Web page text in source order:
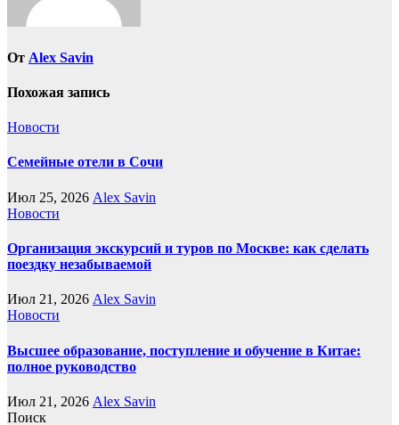
От Alex Savin
Похожая запись
Новости
Семейные отели в Сочи
Июл 25, 2026 Alex Savin
Новости
Организация экскурсий и туров по Москве: как сделать
поездку незабываемой
Июл 21, 2026 Alex Savin
Новости
Высшее образование, поступление и обучение в Китае:
полное руководство
Июл 21, 2026 Alex Savin
Поиск